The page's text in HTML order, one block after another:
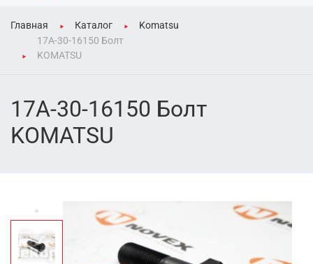
Главная Каталог
Komatsu
17A-30-16150 Болт
KOMATSU
17A-30-16150 Болт
KOMATSU